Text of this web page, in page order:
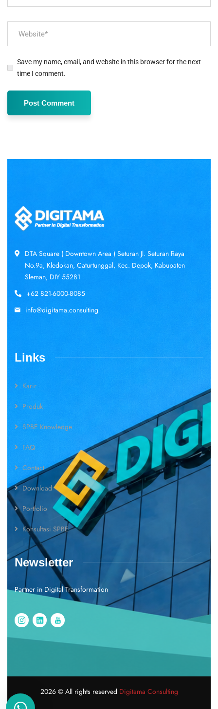
Save my name, email, and website in this browser for the next
time I comment.
DTA Square ( Downtown Area ) Seturan Jl. Seturan Raya
No.9a, Kledokan, Caturtunggal, Kec. Depok, Kabupaten
Sleman, DIY 55281
+62 821-6000-8085
info@digitama.consulting
Links
Karir
Produk
SPBE Knowledge
FAQ
Contact
Download
Portfolio
Konsultasi SPBE
Newsletter
Partner in Digital Transformation
2026© All rights reserved Digitama Consulting